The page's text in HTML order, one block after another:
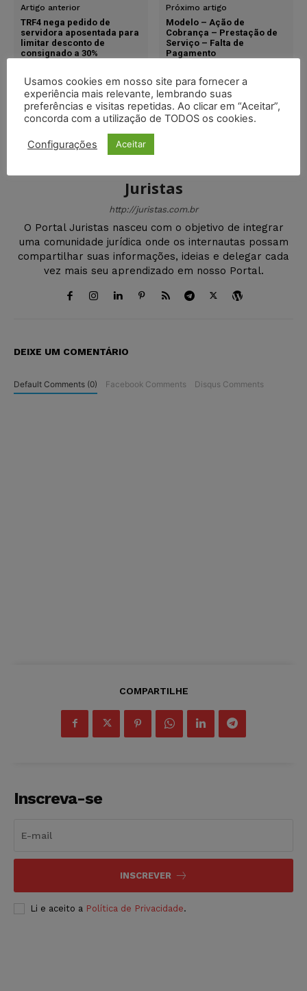
Artigo anterior
TRF4 nega pedido de
servidora aposentada para
limitar desconto de
consignado a 30%
Próximo artigo
Modelo – Ação de
Cobrança – Prestação de
Serviço – Falta de
Pagamento
Juristas
http://juristas.com.br
O Portal Juristas nasceu com o objetivo de integrar
uma comunidade jurídica onde os internautas possam
compartilhar suas informações, ideias e delegar cada
vez mais seu aprendizado em nosso Portal.
DEIXE UM COMENTÁRIO
Default Comments (0) Facebook Comments Disqus Comments
COMPARTILHE
Inscreva-se
INSCREVER
Li e aceito a Política de Privacidade.
Usamos cookies em nosso site para fornecer a
experiência mais relevante, lembrando suas
preferências e visitas repetidas. Ao clicar em “Aceitar”,
concorda com a utilização de TODOS os cookies.
Configurações Aceitar